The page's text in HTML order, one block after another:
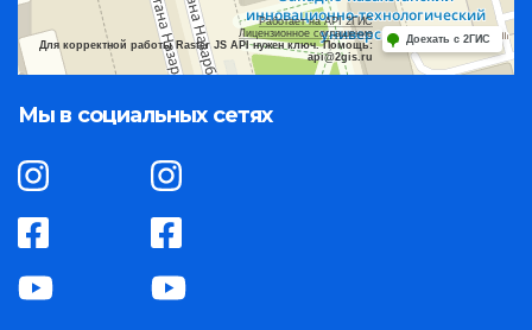
Работает на API 2ГИС
Лицензионное соглашение
Для корректной работы Raster JS API нужен ключ. Помощь:
api@2gis.ru
Доехать с 2ГИС
Мы в социальных сетях